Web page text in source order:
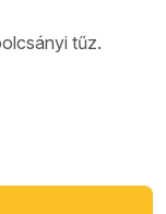
tűz.